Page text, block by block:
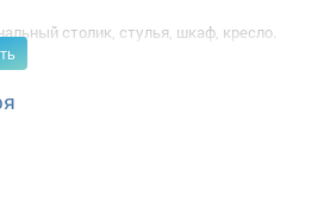
столик, стулья, шкаф, кресло.